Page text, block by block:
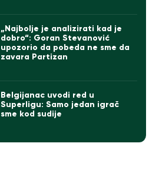
„Najbolje je analizirati kad je
dobro“: Goran Stevanović
upozorio da pobeda ne sme da
zavara Partizan
Belgijanac uvodi red u
Superligu: Samo jedan igrač
sme kod sudije